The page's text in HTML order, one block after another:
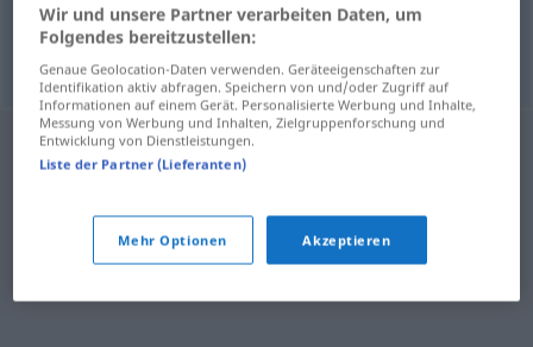
man schläft
Wir und unsere Partner verarbeiten Daten, um
Folgendes bereitzustellen:
Genaue Geolocation-Daten verwenden. Geräteeigenschaften zur
Identifikation aktiv abfragen. Speichern von und/oder Zugriff auf
Informationen auf einem Gerät. Personalisierte Werbung und Inhalte,
Messung von Werbung und Inhalten, Zielgruppenforschung und
Entwicklung von Dienstleistungen.
Liste der Partner (Lieferanten)
Mehr Optionen Akzeptieren